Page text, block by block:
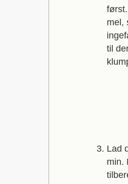
mel,
til
Lad
min.